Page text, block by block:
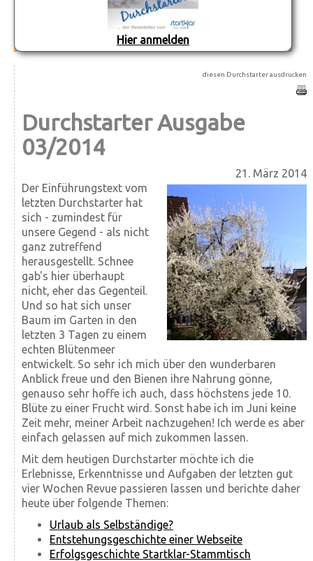
Hier anmelden
diesen Durchstarter ausdrucken
Durchstarter Ausgabe
03/2014
21. März 2014
Der Einführungstext vom
letzten Durchstarter hat
sich - zumindest für
unsere Gegend - als nicht
ganz zutreffend
herausgestellt. Schnee
gab's hier überhaupt
nicht, eher das Gegenteil.
Und so hat sich unser
Baum im Garten in den
letzten 3 Tagen zu einem
echten Blütenmeer
entwickelt. So sehr ich mich über den wunderbaren
Anblick freue und den Bienen ihre Nahrung gönne,
genauso sehr hoffe ich auch, dass höchstens jede 10.
Blüte zu einer Frucht wird. Sonst habe ich im Juni keine
Zeit mehr, meiner Arbeit nachzugehen! Ich werde es aber
einfach gelassen auf mich zukommen lassen.
Mit dem heutigen Durchstarter möchte ich die
Erlebnisse, Erkenntnisse und Aufgaben der letzten gut
vier Wochen Revue passieren lassen und berichte daher
heute über folgende Themen:
Urlaub als Selbständige?
Entstehungsgeschichte einer Webseite
Erfolgsgeschichte Startklar-Stammtisch